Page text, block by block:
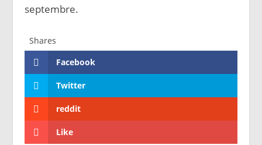
septembre.
Shares
Facebook
Twitter
reddit
Like